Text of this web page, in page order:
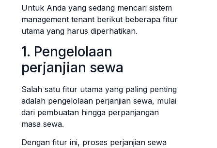
Untuk Anda yang sedang mencari sistem
management tenant berikut beberapa fitur
utama yang harus diperhatikan.
1. Pengelolaan
perjanjian sewa
Salah satu fitur utama yang paling penting
adalah pengelolaan perjanjian sewa, mulai
dari pembuatan hingga perpanjangan
masa sewa.
Dengan fitur ini, proses perjanjian sewa